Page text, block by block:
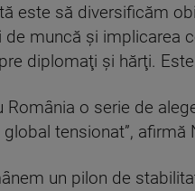
este să diversificăm
muncă şi implicarea
diplomaţi şi hărţi.
o serie de
tensionat”, afirmă
un pilon de